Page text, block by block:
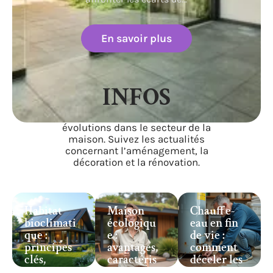
En savoir plus
INFOS
Restez informé sur les tendances et
évolutions dans le secteur de la
maison. Suivez les actualités
concernant l’aménagement, la
décoration et la rénovation.
Habitat
bioclimati
que :
principes
clés,
Maison
écologiqu
e :
avantages,
caractéris
Chauffe-
eau en fin
de vie :
comment
déceler les